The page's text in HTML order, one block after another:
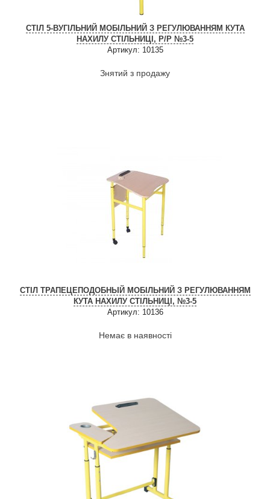
СТІЛ 5-ВУГІЛЬНИЙ МОБІЛЬНИЙ З РЕГУЛЮВАННЯМ КУТА
НАХИЛУ СТІЛЬНИЦІ, Р/Р №3-5
Артикул: 10135
Знятий з продажу
СТІЛ ТРАПЕЦЕПОДОБНЫЙ МОБІЛЬНИЙ З РЕГУЛЮВАННЯМ
КУТА НАХИЛУ СТІЛЬНИЦІ, №3-5
Артикул: 10136
Немає в наявності